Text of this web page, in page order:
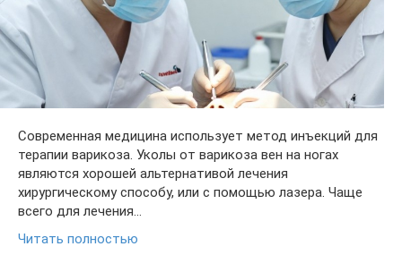
Современная медицина использует метод инъекций для
терапии варикоза. Уколы от варикоза вен на ногах
являются хорошей альтернативой лечения
хирургическому способу, или с помощью лазера. Чаще
всего для лечения…
Читать полностью